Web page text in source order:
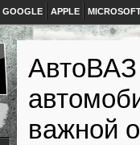
GOOGLE APPLE
важной